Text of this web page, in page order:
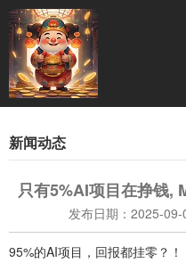
新闻动态
只有5%AI项目在挣钱,
发布日期：2025-
95%的AI项目，回报都挂零？！